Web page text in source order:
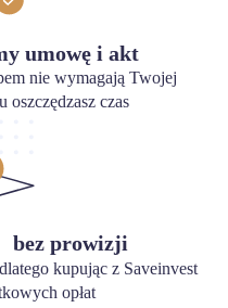
umowę i akt
nie wymagają Twojej
oszczędzasz czas
bez prowizji
kupując z Saveinvest
opłat